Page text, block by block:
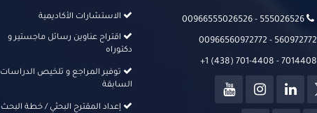
00966555026526‬‬ - 555026526‬‬
00966560972772 - 560972772
+1 (438) 701-4408 - 7014408
الاستشارات الأكاديمية
اقتراح عناوين رسائل ماجستير و
دكتوراه
توفير المراجع و تلخيص الدراسات
السابقة
إعداد المقترح البحثي / خطة البحث